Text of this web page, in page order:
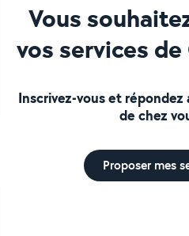
Vous
vos services de
Inscrivez-vous et répondez
de chez
Proposer mes